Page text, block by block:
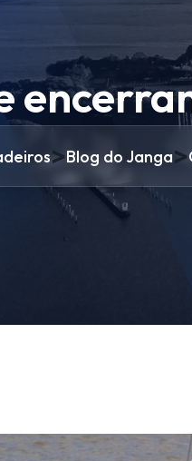
>Blog do Janga>